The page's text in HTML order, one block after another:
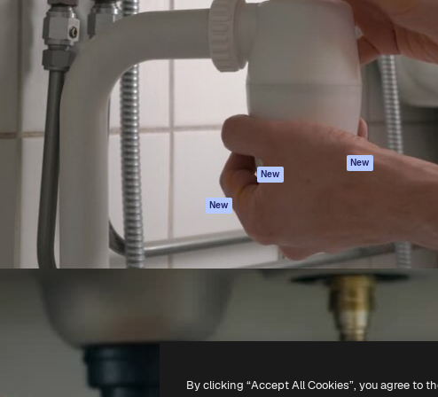
para você direcionar
Mais de 1 milhão de
criativos, empresas,
Gerador de
Texto para voz
Conteúdo de stock
Claude/ChatGPT
New
New
App móvel
Todas as
Documentação
Atendimento
privacidade
New
Afiliados
Empresas
Freepik Company S.L.U.Todos os direitos reservados.
By clicking “Accept All Cookies”, you agree to